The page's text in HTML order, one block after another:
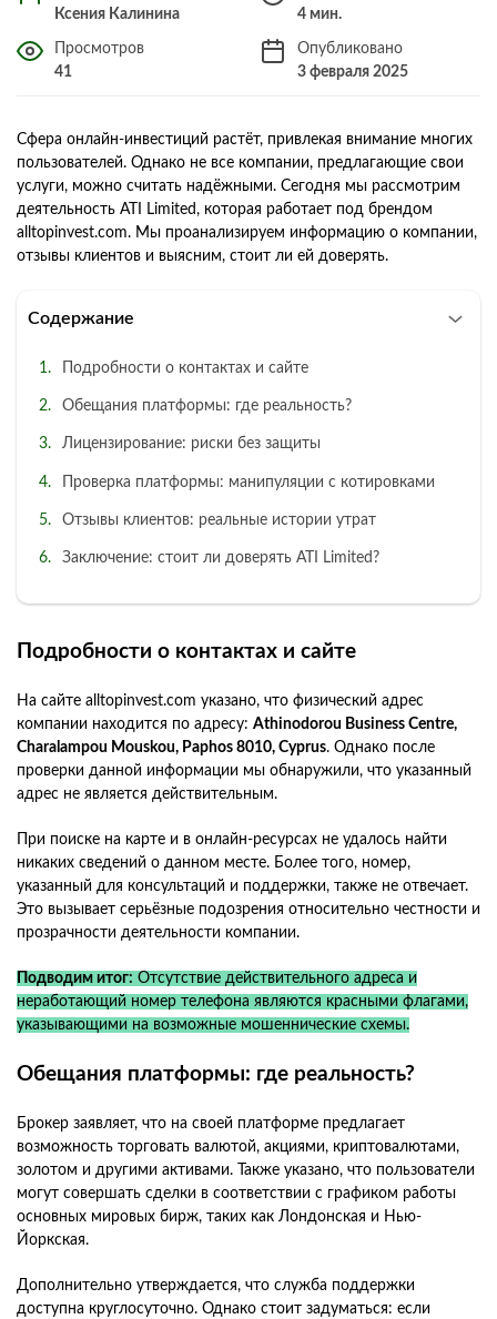
Ксения Калинина
4 мин.
Просмотров
41
Опубликовано
3 февраля 2025
Сфера онлайн-инвестиций растёт, привлекая внимание многих
пользователей. Однако не все компании, предлагающие свои
услуги, можно считать надёжными. Сегодня мы рассмотрим
деятельность ATI Limited, которая работает под брендом
alltopinvest.com. Мы проанализируем информацию о компании,
отзывы клиентов и выясним, стоит ли ей доверять.
Содержание
Подробности о контактах и сайте
Обещания платформы: где реальность?
Лицензирование: риски без защиты
Проверка платформы: манипуляции с котировками
Отзывы клиентов: реальные истории утрат
Заключение: стоит ли доверять ATI Limited?
Подробности о контактах и сайте
На сайте alltopinvest.com указано, что физический адрес
компании находится по адресу: Athinodorou Business Centre,
Charalampou Mouskou, Paphos 8010, Cyprus. Однако после
проверки данной информации мы обнаружили, что указанный
адрес не является действительным.
При поиске на карте и в онлайн-ресурсах не удалось найти
никаких сведений о данном месте. Более того, номер,
указанный для консультаций и поддержки, также не отвечает.
Это вызывает серьёзные подозрения относительно честности и
прозрачности деятельности компании.
Подводим итог: Отсутствие действительного адреса и
неработающий номер телефона являются красными флагами,
указывающими на возможные мошеннические схемы.
Обещания платформы: где реальность?
Брокер заявляет, что на своей платформе предлагает
возможность торговать валютой, акциями, криптовалютами,
золотом и другими активами. Также указано, что пользователи
могут совершать сделки в соответствии с графиком работы
основных мировых бирж, таких как Лондонская и Нью-
Йоркская.
Дополнительно утверждается, что служба поддержки
доступна круглосуточно. Однако стоит задуматься: если